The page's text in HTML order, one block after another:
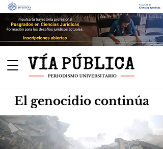
El genocidio continúa